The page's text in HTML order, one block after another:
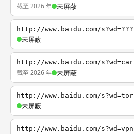
截至 2026 年 未屏蔽
http://www.baidu.com/s?wd=???
未屏蔽
http://www.baidu.com/s?wd=car
截至 2026 年 未屏蔽
http://www.baidu.com/s?wd=tor
未屏蔽
http://www.baidu.com/s?wd=vpn